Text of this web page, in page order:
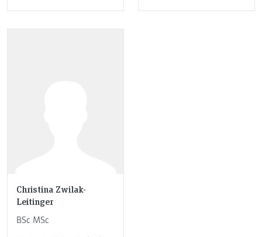
Christina Zwilak-
Leitinger
BSc MSc